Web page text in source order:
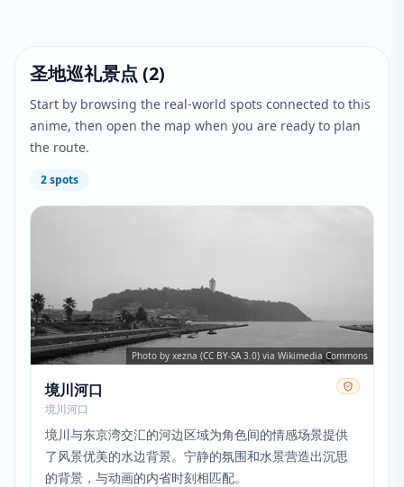
圣地巡礼景点 (2)
Start by browsing the real-world spots connected to this
anime, then open the map when you are ready to plan
the route.
2spots
Photo by xezna (CC BY-SA 3.0) via Wikimedia Commons
境川河口
境川河口
境川与东京湾交汇的河边区域为角色间的情感场景提供
了风景优美的水边背景。宁静的氛围和水景营造出沉思
的背景，与动画的内省时刻相匹配。